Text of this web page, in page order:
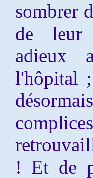
sombrer
de leur
adieux
l'hôpital ;
! Et de